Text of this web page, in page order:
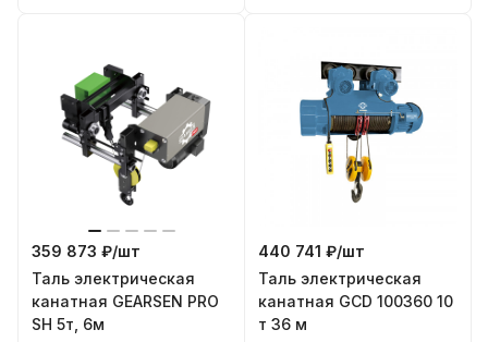
359 873 ₽/шт
Таль электрическая
канатная GEARSEN PRO
SH 5т, 6м
440 741 ₽/шт
Таль электрическая
канатная GCD 100360 10
т 36 м